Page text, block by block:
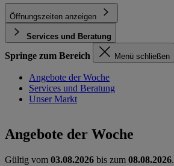
Öffnungszeiten anzeigen
Services und Beratung
Springe zum Bereich Menü schließen
Angebote der Woche
Services und Beratung
Unser Markt
Angebote der Woche
Gültig vom 03.08.2026 bis zum 08.08.2026.